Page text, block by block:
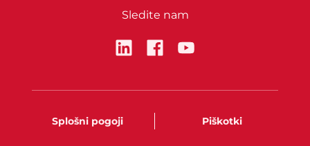
Sledite nam
Splošni pogoji Piškotki